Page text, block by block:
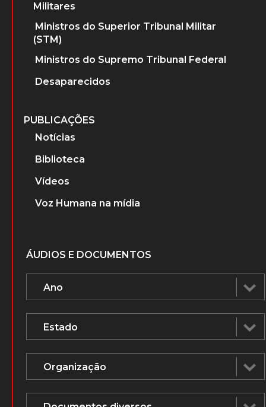
Militares
Ministros do Superior Tribunal Militar
(STM)
Ministros do Supremo Tribunal Federal
Desaparecidos
PUBLICAÇÕES
Notícias
Biblioteca
Vídeos
Voz Humana na mídia
ÁUDIOS E DOCUMENTOS